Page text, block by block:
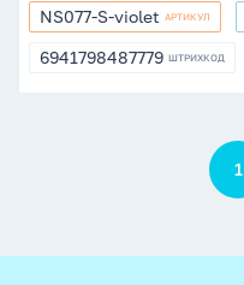
NS077-
S-
NS077-S-violet АРТИКУЛ
6941798487779
6941798487779 ШТРИХКОД
1